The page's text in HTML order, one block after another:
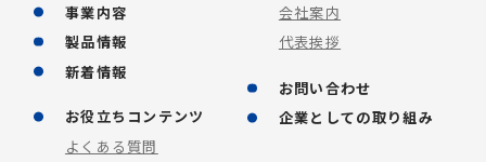
事業内容
製品情報
新着情報
会社案内
代表挨拶
お役立ちコンテンツ
よくある質問
お問い合わせ
企業としての取り組み